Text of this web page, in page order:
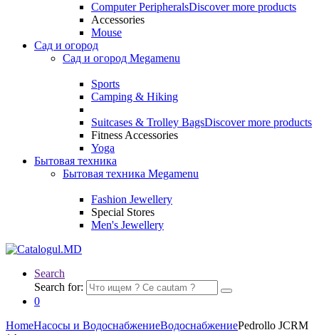
Computer PeripheralsDiscover more products
Accessories
Mouse
Сад и огород
Сад и огород Megamenu
Sports
Camping & Hiking
Suitcases & Trolley BagsDiscover more products
Fitness Accessories
Yoga
Бытовая техника
Бытовая техника Megamenu
Fashion Jewellery
Special Stores
Men's Jewellery
Search
Search for:
0
HomeНасосы и ВодоснабжениеВодоснабжениеPedrollo JCRM